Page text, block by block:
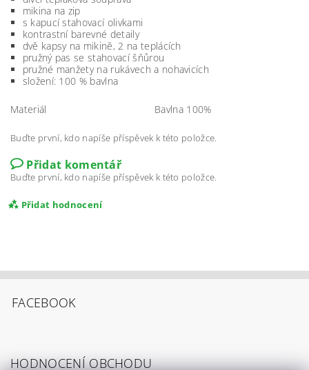
mikina na zip
s kapucí stahovací olivkami
kontrastní barevné detaily
dvě kapsy na mikině, 2 na teplácích
pružný pas se stahovací šňůrou
pružné manžety na rukávech a nohavicích
složení: 100 % bavlna
Materiál Bavlna 100%
Buďte první, kdo napíše příspěvek k této položce.
Přidat komentář
Buďte první, kdo napíše příspěvek k této položce.
Přidat hodnocení
FACEBOOK
HODNOCENÍ OBCHODU